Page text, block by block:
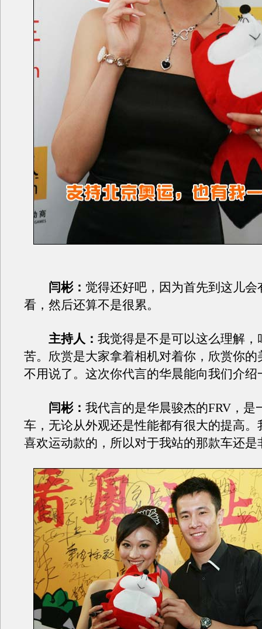
闫彬： 觉得还好吧，因为首先到这儿会
看，然后还算不是很累。
主持人： 我觉得是不是可以这么理解，
苦。欣赏是大家拿着相机对着你，欣赏你的
不用说了。这次你代言的华晨能向我们介绍
闫彬： 我代言的是华晨骏杰的FRV，是
车，无论从外观还是性能都有很大的提高。
喜欢运动款的，所以对于我站的那款车还是